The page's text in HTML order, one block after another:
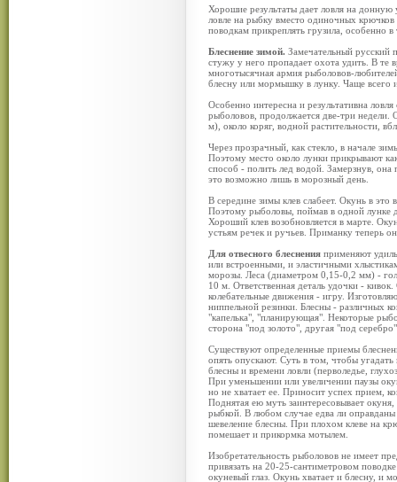
Хорошие результаты дает ловля на
ловле на рыбку вместо одиночных
поводкам прикреплять грузила, особенно
Блеснение зимой. Замечательный русский
стужу у него пропадает охота удить. В те
многотысячная армия рыболовов-
блесну или мормышку в лунку. Чаще всего
Особенно интересна и результативна
рыболовов, продолжается две-три недели.
м), около коряг, водной растительности,
Через прозрачный, как стекло, в начале
Поэтому место около лунки прикрывают
способ - полить лед водой. Замерзнув, она
это возможно лишь в морозный день.
В середине зимы клев слабеет. Окунь в это
Поэтому рыболовы, поймав в одной лунке
Хороший клев возобновляется в марте.
устьям речек и ручьев. Приманку теперь
Для отвесного блеснения применяют
или встроенными, и эластичными
морозы. Леса (диаметром 0,15-0,2 мм) -
10 м. Ответственная деталь удочки -
колебательные движения - игру.
ниппельной резинки. Блесны - различных
"капелька", "планирующая". Некоторые
сторона "под золото", другая "под
Существуют определенные приемы
опять опускают. Суть в том, чтобы
блесны и времени ловли (перволедье,
При уменьшении или увеличении паузы
но не хватает ее. Приносит успех прием,
Поднятая ею муть заинтересовывает
рыбкой. В любом случае едва ли оправданы
шевеление блесны. При плохом клеве на
помешает и прикормка мотылем.
Изобретательность рыболовов не имеет
привязать на 20-25-сантиметровом
окуневый глаз. Окунь хватает и блесну, и